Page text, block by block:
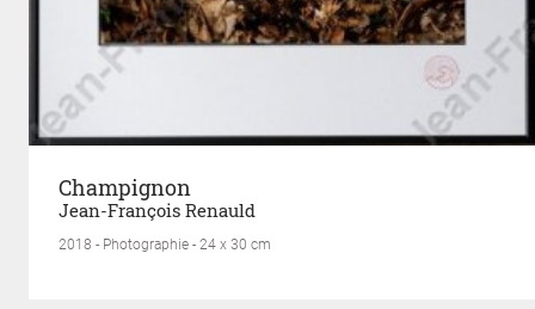
Champignon
Jean-François Renauld
2018 - Photographie - 24 x 30 cm